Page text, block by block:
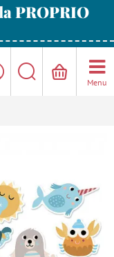
PROPRIO
Menu